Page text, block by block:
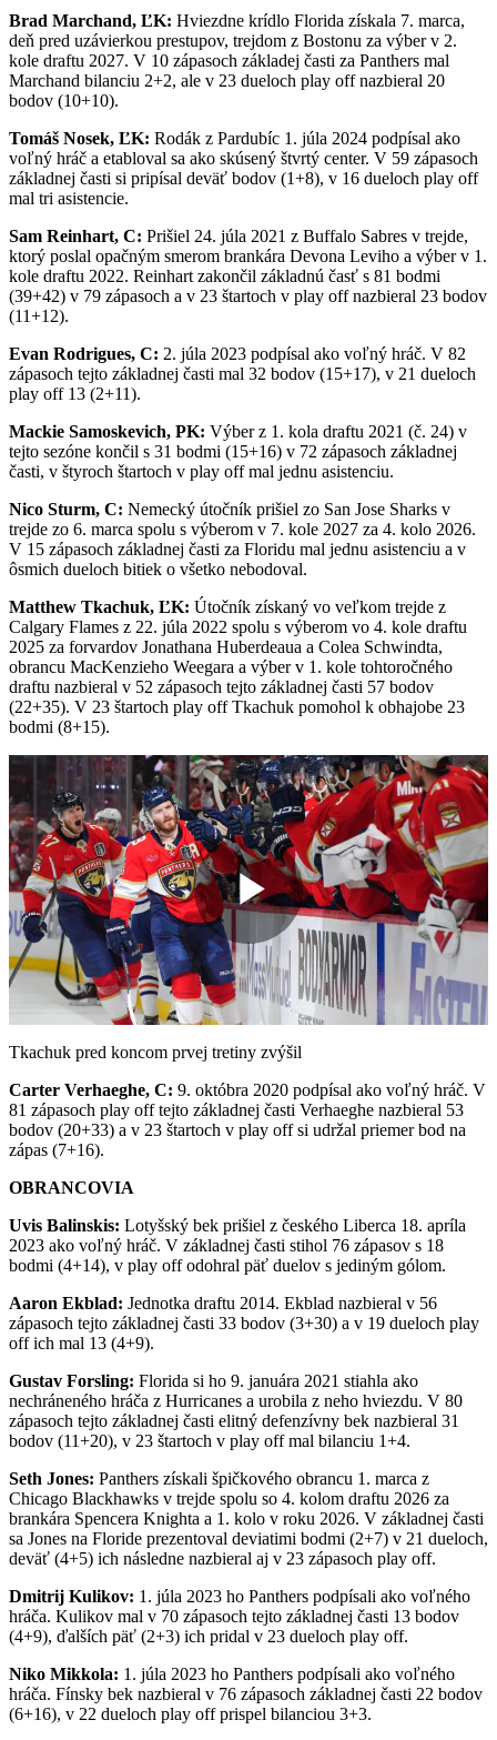
Brad Marchand, ĽK: Hviezdne krídlo Florida získala 7. marca,
deň pred uzávierkou prestupov, trejdom z Bostonu za výber v 2.
kole draftu 2027. V 10 zápasoch základej časti za Panthers mal
Marchand bilanciu 2+2, ale v 23 dueloch play off nazbieral 20
bodov (10+10).
Tomáš Nosek, ĽK: Rodák z Pardubíc 1. júla 2024 podpísal ako
voľný hráč a etabloval sa ako skúsený štvrtý center. V 59 zápasoch
základnej časti si pripísal deväť bodov (1+8), v 16 dueloch play off
mal tri asistencie.
Sam Reinhart, C: Prišiel 24. júla 2021 z Buffalo Sabres v trejde,
ktorý poslal opačným smerom brankára Devona Leviho a výber v 1.
kole draftu 2022. Reinhart zakončil základnú časť s 81 bodmi
(39+42) v 79 zápasoch a v 23 štartoch v play off nazbieral 23 bodov
(11+12).
Evan Rodrigues, C: 2. júla 2023 podpísal ako voľný hráč. V 82
zápasoch tejto základnej časti mal 32 bodov (15+17), v 21 dueloch
play off 13 (2+11).
Mackie Samoskevich, PK: Výber z 1. kola draftu 2021 (č. 24) v
tejto sezóne končil s 31 bodmi (15+16) v 72 zápasoch základnej
časti, v štyroch štartoch v play off mal jednu asistenciu.
Nico Sturm, C: Nemecký útočník prišiel zo San Jose Sharks v
trejde zo 6. marca spolu s výberom v 7. kole 2027 za 4. kolo 2026.
V 15 zápasoch základnej časti za Floridu mal jednu asistenciu a v
ôsmich dueloch bitiek o všetko nebodoval.
Matthew Tkachuk, ĽK: Útočník získaný vo veľkom trejde z
Calgary Flames z 22. júla 2022 spolu s výberom vo 4. kole draftu
2025 za forvardov Jonathana Huberdeaua a Colea Schwindta,
obrancu MacKenzieho Weegara a výber v 1. kole tohtoročného
draftu nazbieral v 52 zápasoch tejto základnej časti 57 bodov
(22+35). V 23 štartoch play off Tkachuk pomohol k obhajobe 23
bodmi (8+15).
Play
Video
Tkachuk pred koncom prvej tretiny zvýšil
Carter Verhaeghe, C: 9. októbra 2020 podpísal ako voľný hráč. V
81 zápasoch play off tejto základnej časti Verhaeghe nazbieral 53
bodov (20+33) a v 23 štartoch v play off si udržal priemer bod na
zápas (7+16).
OBRANCOVIA
Uvis Balinskis: Lotyšský bek prišiel z českého Liberca 18. apríla
2023 ako voľný hráč. V základnej časti stihol 76 zápasov s 18
bodmi (4+14), v play off odohral päť duelov s jediným gólom.
Aaron Ekblad: Jednotka draftu 2014. Ekblad nazbieral v 56
zápasoch tejto základnej časti 33 bodov (3+30) a v 19 dueloch play
off ich mal 13 (4+9).
Gustav Forsling: Florida si ho 9. januára 2021 stiahla ako
nechráneného hráča z Hurricanes a urobila z neho hviezdu. V 80
zápasoch tejto základnej časti elitný defenzívny bek nazbieral 31
bodov (11+20), v 23 štartoch v play off mal bilanciu 1+4.
Seth Jones: Panthers získali špičkového obrancu 1. marca z
Chicago Blackhawks v trejde spolu so 4. kolom draftu 2026 za
brankára Spencera Knighta a 1. kolo v roku 2026. V základnej časti
sa Jones na Floride prezentoval deviatimi bodmi (2+7) v 21 dueloch,
deväť (4+5) ich následne nazbieral aj v 23 zápasoch play off.
Dmitrij Kulikov: 1. júla 2023 ho Panthers podpísali ako voľného
hráča. Kulikov mal v 70 zápasoch tejto základnej časti 13 bodov
(4+9), ďalších päť (2+3) ich pridal v 23 dueloch play off.
Niko Mikkola: 1. júla 2023 ho Panthers podpísali ako voľného
hráča. Fínsky bek nazbieral v 76 zápasoch základnej časti 22 bodov
(6+16), v 22 dueloch play off prispel bilanciou 3+3.